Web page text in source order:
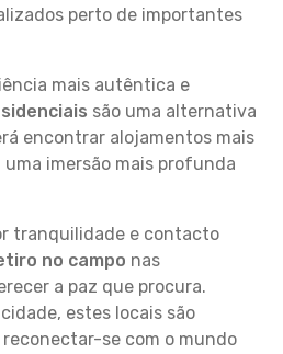
perto de importantes
mais autêntica e
são uma alternativa
encontrar alojamentos mais
uma imersão mais profunda
tranquilidade e contacto
no campo nas
a paz que procura.
estes locais são
se com o mundo